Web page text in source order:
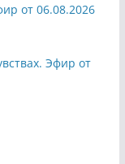
от 06.08.2026
Эфир от